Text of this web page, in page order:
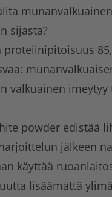
sijasta?
proteiinipitoisuus
valkuainen
powder edistää
jälkeen
käyttää
lisäämättä